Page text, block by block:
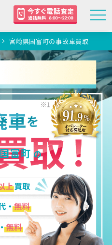
宮崎県国富町の事故車買取
富町 の